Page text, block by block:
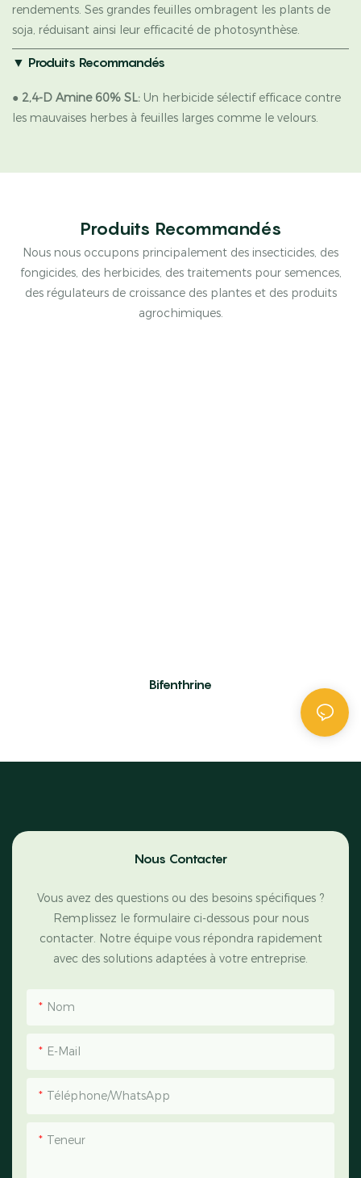
rendements. Ses grandes feuilles ombragent les plants de
soja, réduisant ainsi leur efficacité de photosynthèse.
▼ Produits Recommandés
● 2,4-D Amine 60% SL: Un herbicide sélectif efficace contre
les mauvaises herbes à feuilles larges comme le velours.
Produits Recommandés
Nous nous occupons principalement des insecticides, des
fongicides, des herbicides, des traitements pour semences,
des régulateurs de croissance des plantes et des produits
agrochimiques.
Bifenthrine
Nous Contacter
Vous avez des questions ou des besoins spécifiques ?
Remplissez le formulaire ci-dessous pour nous
contacter. Notre équipe vous répondra rapidement
avec des solutions adaptées à votre entreprise.
Nom
E-Mail
Téléphone/WhatsApp
Teneur